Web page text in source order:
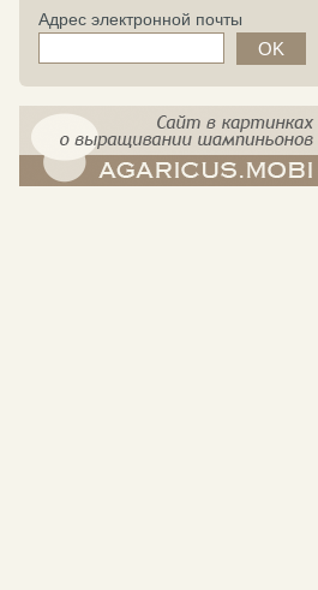
Адрес электронной почты